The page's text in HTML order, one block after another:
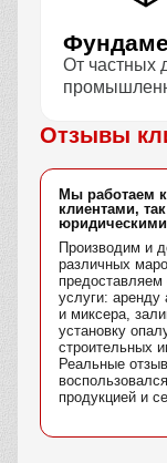
От частных
Отзывы
Мы работаем
клиентами,
Производим и
различных
услуги: аренду
и миксера,
установку
строительных
Реальные
продукцией и